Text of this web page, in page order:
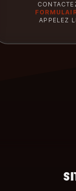
APPELEZ